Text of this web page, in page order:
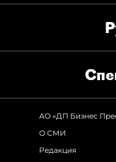
АО «ДП Бизнес
О СМИ
Редакция